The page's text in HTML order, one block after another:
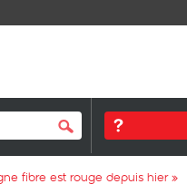
fibre est rouge depuis hier»